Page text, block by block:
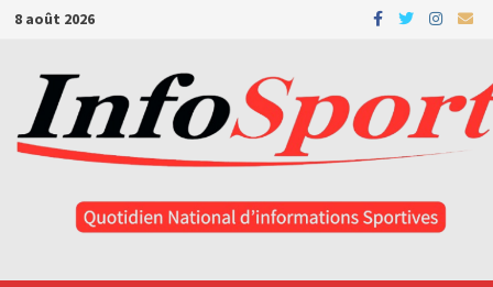
Passer
contenu
8 août 2026